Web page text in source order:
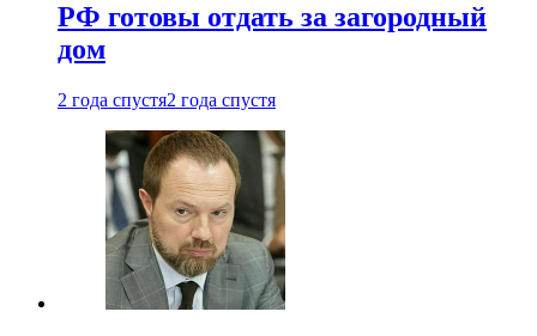
РФ готовы отдать за загородный
дом
2 года спустя2 года спустя